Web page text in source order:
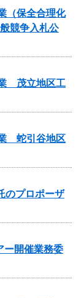
（保全合理化
競争入札公
茂立地区工
蛇引谷地区
のプロポーザ
ー開催業務委